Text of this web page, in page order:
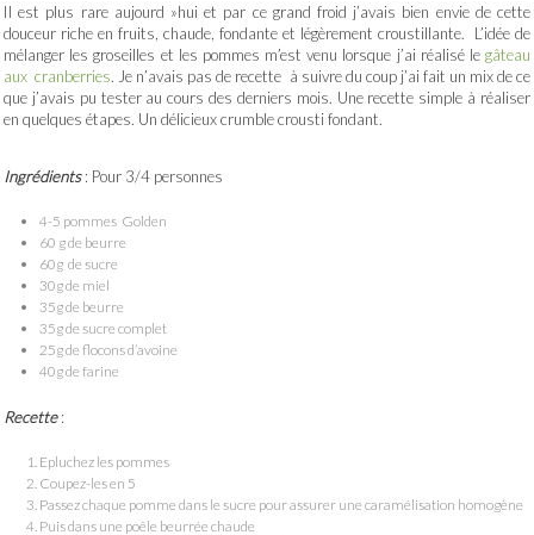
Il est plus rare aujourd »hui et par ce grand froid j’avais bien envie de cette
douceur riche en fruits, chaude, fondante et légèrement croustillante. L’idée de
mélanger les groseilles et les pommes m’est venu lorsque j’ai réalisé le gâteau
aux cranberries. Je n’avais pas de recette à suivre du coup j’ai fait un mix de ce
que j’avais pu tester au cours des derniers mois. Une recette simple à réaliser
en quelques étapes. Un délicieux crumble crousti fondant.
Ingrédients: Pour 3/4 personnes
4-5 pommes Golden
60 g de beurre
60g de sucre
30g de miel
35g de beurre
35g de sucre complet
25g de flocons d’avoine
40g de farine
Recette:
Epluchez les pommes
Coupez-les en 5
Passez chaque pomme dans le sucre pour assurer une caramélisation homogène
Puis dans une poêle beurrée chaude